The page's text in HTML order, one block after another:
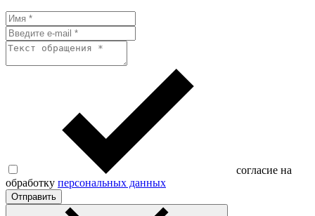
согласие на
обработку персональных данных
Отправить